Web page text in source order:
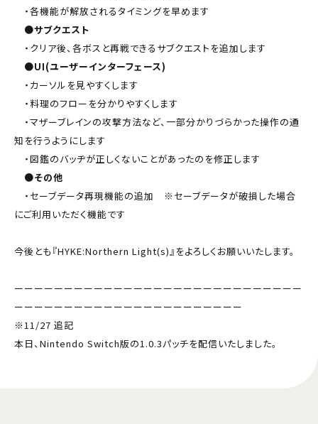
・各機能が解放されるタイミングを早めます
●サブクエスト
・クリア後、各ボスと再戦できるサブクエストを追加します
●UI(ユーザーインターフェース)
・カーソルを見やすくします
・料理のフローを分かりやすくします
・マザーブレインの攻撃方法など、一部分かりづらかった操作の通
知を行うようにします
・図鑑のバッヂが正しくないことがあったのを修正します
●その他
・セーブデータ再現機能の追加 ※セーブデータが破損した場合
にご利用いただく機能です
今後とも『HYKE:Northern Light(s)』をよろしくお願いいたします。
ーーーーーーーーーーーーーーーーーーーーーーーーーーーーー
ーーーーーーーーーーーーーーーーーーーーーーー
※11/27 追記
本日、Nintendo Switch版の1.0.3パッチを配信いたしました。